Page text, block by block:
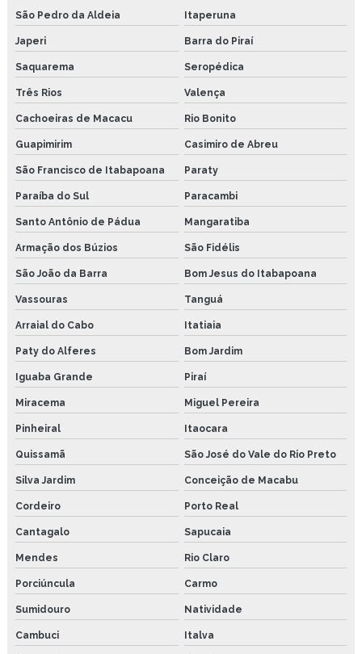
Pasta industrial
Sistema de lubrificação para correntes
Bomba de lubrificação
Bomba de lubrificação pneumática
Bomba elétrica para Óleo
Copo lubrificador
Lubrificador por gravidade
Sistema de lubrificação automático
Temporizador coel
Copo de lubrificação conta gota
Lubrificador por gravidade conta gota
Lubrificador a Óleo por gravidade
Sistema de lubrificação para correntes industriais
Sistema de lubrificação automatizado
Pasta de montagem cobreada industrial
São Pedro da Aldeia Itaperuna
Japeri Barra do Piraí
Saquarema Seropédica
Três Rios Valença
Cachoeiras de Macacu Rio Bonito
Guapimirim Casimiro de Abreu
São Francisco de Itabapoana Paraty
Paraíba do Sul Paracambi
Santo Antônio de Pádua Mangaratiba
Armação dos Búzios São Fidélis
São João da Barra Bom Jesus do Itabapoana
Vassouras Tanguá
Arraial do Cabo Itatiaia
Paty do Alferes Bom Jardim
Iguaba Grande Piraí
Miracema Miguel Pereira
Pinheiral Itaocara
Quissamã São José do Vale do Rio Preto
Silva Jardim Conceição de Macabu
Cordeiro Porto Real
Cantagalo Sapucaia
Mendes Rio Claro
Porciúncula Carmo
Sumidouro Natividade
Cambuci Italva